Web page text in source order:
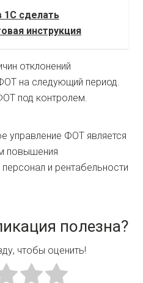
1С сделать
инструкция
отклонений
на следующий период.
под контролем.
управление ФОТ является
повышения
и рентабельности
полезна?
чтобы оценить!